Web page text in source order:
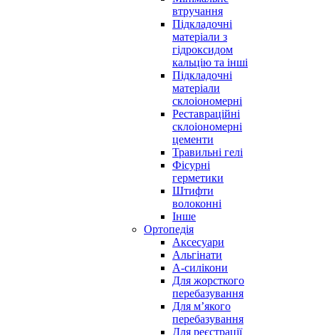
втручання
Підкладочні
матеріали з
гідроксидом
кальцію та інші
Підкладочні
матеріали
склоіономерні
Реставраційні
склоіономерні
цементи
Травильні гелі
Фісурні
герметики
Штифти
волоконні
Інше
Ортопедія
Аксесуари
Альгінати
А-силікони
Для жорсткого
перебазування
Для м’якого
перебазування
Для реєстрації